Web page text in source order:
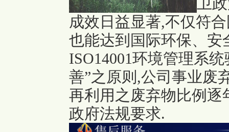
卫
成效日益显著,不仅符
也能达到国际环保、安
ISO14001环境管理系
善”之原则,公司事业废
再利用之废弃物比例
政府法规要求.